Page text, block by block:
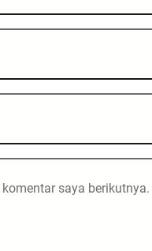
saya berikutnya.